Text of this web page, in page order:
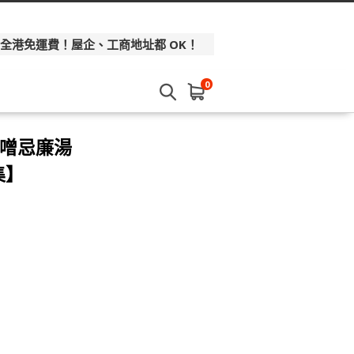
港免運費！屋企、工商地址都 OK！
0
忌廉湯